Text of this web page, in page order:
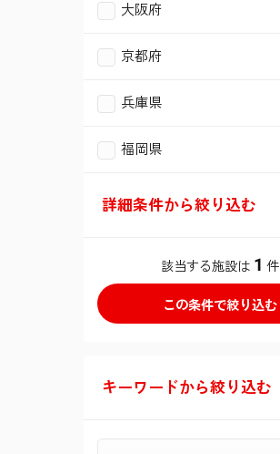
君津市
沼津市
富士市
名古屋市南区
名古屋市名東区
豊橋市
長久手市
大阪府
大阪市生野区
大阪市住吉区
大阪市鶴見区
大阪市平野区
豊中市
京都府
京都市伏見区
兵庫県
神戸市西区
宝塚市
福岡県
詳細条件から絞り込む
介護付有料老人ホーム
入居条件
６０歳以上
新規オープン
該当する施設は 1 件
キーワードから絞り込む